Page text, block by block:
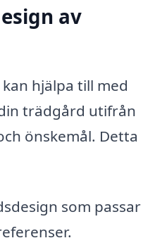
av
hjälpa till med
trädgård utifrån
önskemål. Detta
som passar